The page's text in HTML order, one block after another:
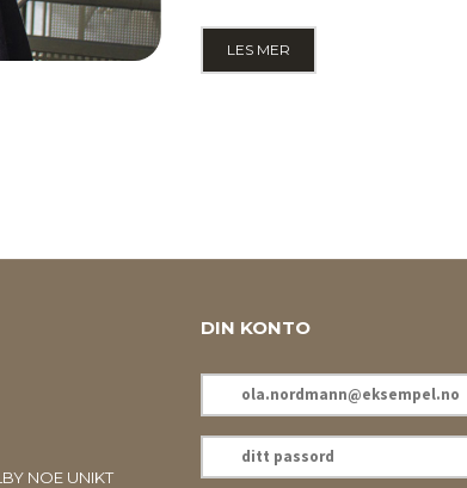
LES MER
NOE UNIKT
DIN KONTO
POSTADRESSE
PASSORD